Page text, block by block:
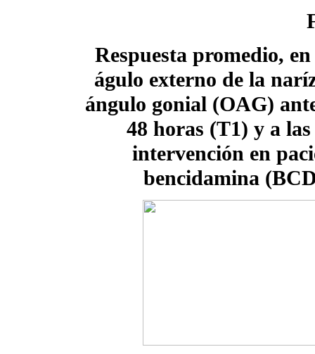
Respuesta promedio,
águlo externo de la
ángulo gonial (OAG)
48 horas (T1) y a
intervención en
bencidamina